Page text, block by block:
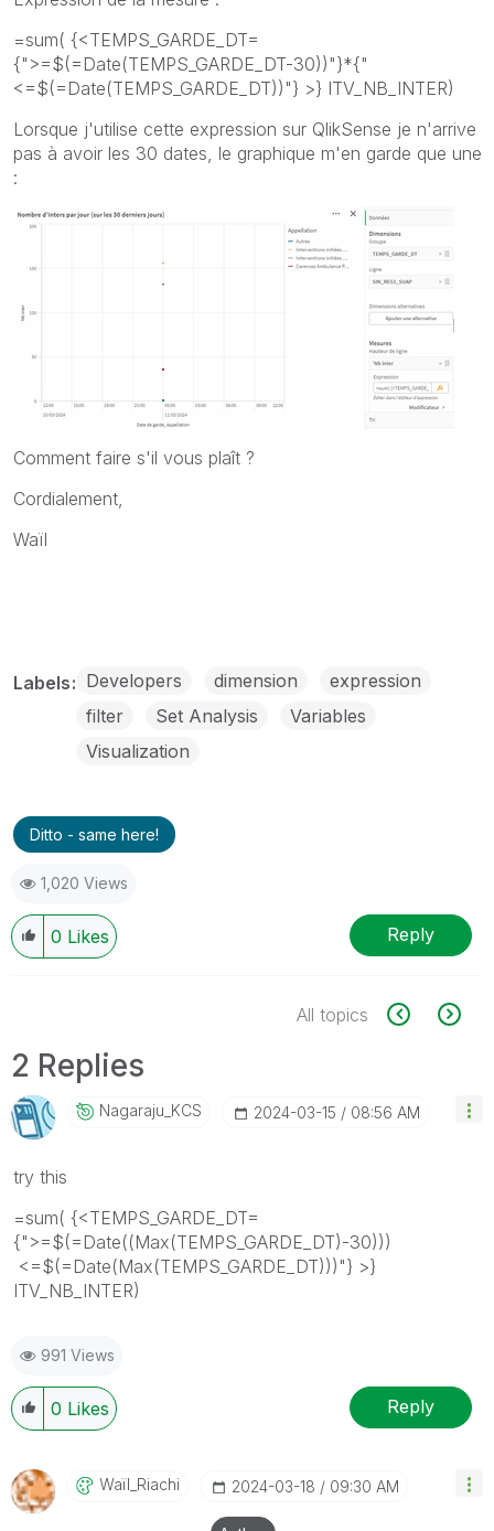
=sum( {<TEMPS_GARDE_DT=
{">=$(=Date(TEMPS_GARDE_DT-30))"}*{"
<=$(=Date(TEMPS_GARDE_DT))"} >} ITV_NB_INTER)
Lorsque j'utilise cette expression sur QlikSense je n'arrive
pas à avoir les 30 dates, le graphique m'en garde que une
:
Comment faire s'il vous plaît ?
Cordialement,
Waïl
Labels Developers dimension
expression
filter
Set Analysis
Variables
Visualization
Ditto - same here!
1,020 Views
0 Likes Reply
All topics
2 Replies
Nagaraju_KCS ‎2024-03-15 08:56 AM
try this
=sum( {<TEMPS_GARDE_DT=
{">=$(=Date((Max(TEMPS_GARDE_DT)-30)))
<=$(=Date(Max(TEMPS_GARDE_DT)))"} >}
ITV_NB_INTER)
991 Views
0 Likes Reply
Waïl_Riachi ‎2024-03-18 09:30 AM